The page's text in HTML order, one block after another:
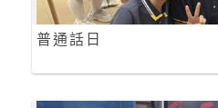
普通話日